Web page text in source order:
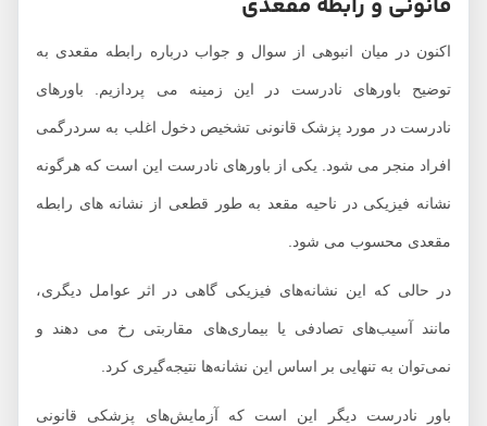
قانونی و رابطه مقعدی
اکنون در میان انبوهی از سوال و جواب درباره رابطه مقعدی به
توضیح باورهای نادرست در این زمینه می پردازیم. باورهای
نادرست در مورد پزشک قانونی تشخیص دخول اغلب به سردرگمی
افراد منجر می شود. یکی از باورهای نادرست این است که هرگونه
نشانه فیزیکی در ناحیه مقعد به طور قطعی از نشانه های رابطه
مقعدی محسوب می شود.
در حالی که این نشانه‌های فیزیکی گاهی در اثر عوامل دیگری،
مانند آسیب‌های تصادفی یا بیماری‌های مقاربتی رخ می دهند و
نمی‌توان به تنهایی بر اساس این نشانه‌ها نتیجه‌گیری کرد.
باور نادرست دیگر این است که آزمایش‌های پزشکی قانونی